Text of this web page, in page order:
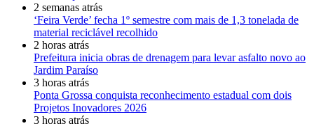
2 semanas atrás
‘Feira Verde’ fecha 1º semestre com mais de 1,3 tonelada de
material reciclável recolhido
2 horas atrás
Prefeitura inicia obras de drenagem para levar asfalto novo ao
Jardim Paraíso
3 horas atrás
Ponta Grossa conquista reconhecimento estadual com dois
Projetos Inovadores 2026
3 horas atrás